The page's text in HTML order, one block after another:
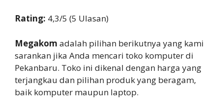
Rating: 4,3/5 (5 Ulasan)
Megakom adalah pilihan berikutnya yang kami
sarankan jika Anda mencari toko komputer di
Pekanbaru. Toko ini dikenal dengan harga yang
terjangkau dan pilihan produk yang beragam,
baik komputer maupun laptop.